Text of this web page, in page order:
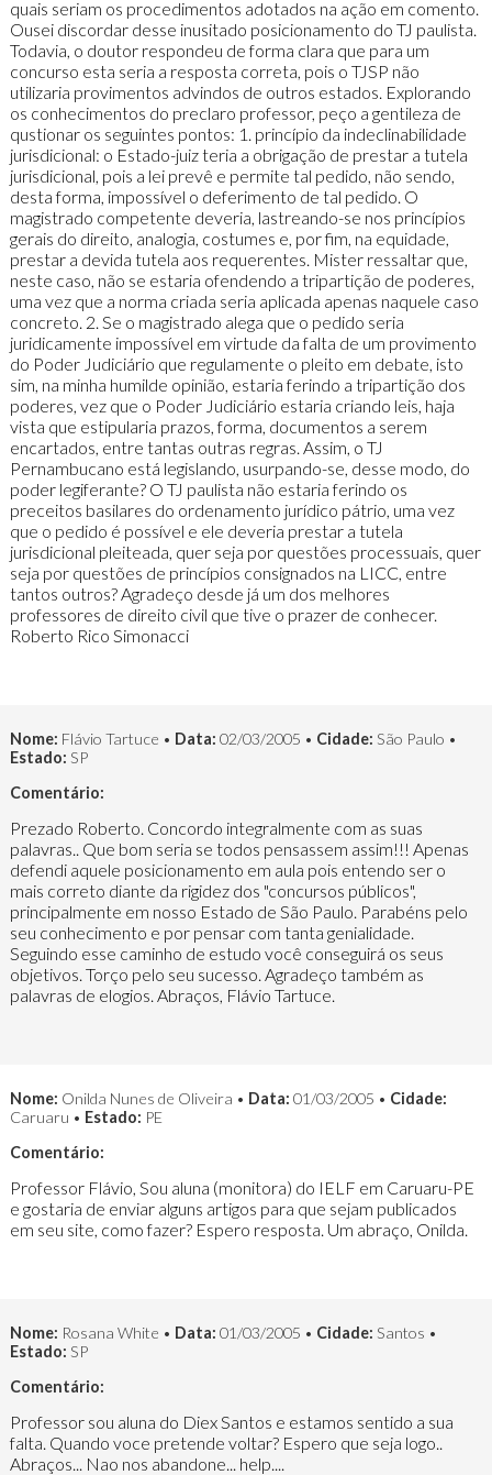
quais seriam os procedimentos adotados na ação em comento.
Ousei discordar desse inusitado posicionamento do TJ paulista.
Todavia, o doutor respondeu de forma clara que para um
concurso esta seria a resposta correta, pois o TJSP não
utilizaria provimentos advindos de outros estados. Explorando
os conhecimentos do preclaro professor, peço a gentileza de
qustionar os seguintes pontos: 1. princípio da indeclinabilidade
jurisdicional: o Estado-juiz teria a obrigação de prestar a tutela
jurisdicional, pois a lei prevê e permite tal pedido, não sendo,
desta forma, impossível o deferimento de tal pedido. O
magistrado competente deveria, lastreando-se nos princípios
gerais do direito, analogia, costumes e, por fim, na equidade,
prestar a devida tutela aos requerentes. Mister ressaltar que,
neste caso, não se estaria ofendendo a tripartição de poderes,
uma vez que a norma criada seria aplicada apenas naquele caso
concreto. 2. Se o magistrado alega que o pedido seria
juridicamente impossível em virtude da falta de um provimento
do Poder Judiciário que regulamente o pleito em debate, isto
sim, na minha humilde opinião, estaria ferindo a tripartição dos
poderes, vez que o Poder Judiciário estaria criando leis, haja
vista que estipularia prazos, forma, documentos a serem
encartados, entre tantas outras regras. Assim, o TJ
Pernambucano está legislando, usurpando-se, desse modo, do
poder legiferante? O TJ paulista não estaria ferindo os
preceitos basilares do ordenamento jurídico pátrio, uma vez
que o pedido é possível e ele deveria prestar a tutela
jurisdicional pleiteada, quer seja por questões processuais, quer
seja por questões de princípios consignados na LICC, entre
tantos outros? Agradeço desde já um dos melhores
professores de direito civil que tive o prazer de conhecer.
Roberto Rico Simonacci
Nome: Flávio Tartuce • Data: 02/03/2005 • Cidade: São Paulo •
Estado: SP
Comentário:
Prezado Roberto. Concordo integralmente com as suas
palavras.. Que bom seria se todos pensassem assim!!! Apenas
defendi aquele posicionamento em aula pois entendo ser o
mais correto diante da rigidez dos "concursos públicos",
principalmente em nosso Estado de São Paulo. Parabéns pelo
seu conhecimento e por pensar com tanta genialidade.
Seguindo esse caminho de estudo você conseguirá os seus
objetivos. Torço pelo seu sucesso. Agradeço também as
palavras de elogios. Abraços, Flávio Tartuce.
Nome: Onilda Nunes de Oliveira • Data: 01/03/2005 • Cidade:
Caruaru • Estado: PE
Comentário:
Professor Flávio, Sou aluna (monitora) do IELF em Caruaru-PE
e gostaria de enviar alguns artigos para que sejam publicados
em seu site, como fazer? Espero resposta. Um abraço, Onilda.
Nome: Rosana White • Data: 01/03/2005 • Cidade: Santos •
Estado: SP
Comentário:
Professor sou aluna do Diex Santos e estamos sentido a sua
falta. Quando voce pretende voltar? Espero que seja logo..
Abraços... Nao nos abandone... help....